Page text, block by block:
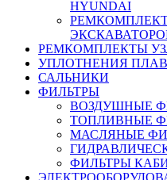
HYUNDAI
РЕМКОМПЛЕКТЫ
УПЛОТНЕНИЯ
САЛЬНИКИ
ФИЛЬТРЫ
ВОЗДУШНЫЕ
ТОПЛИВНЫЕ
МАСЛЯНЫЕ
ФИЛЬТРЫ